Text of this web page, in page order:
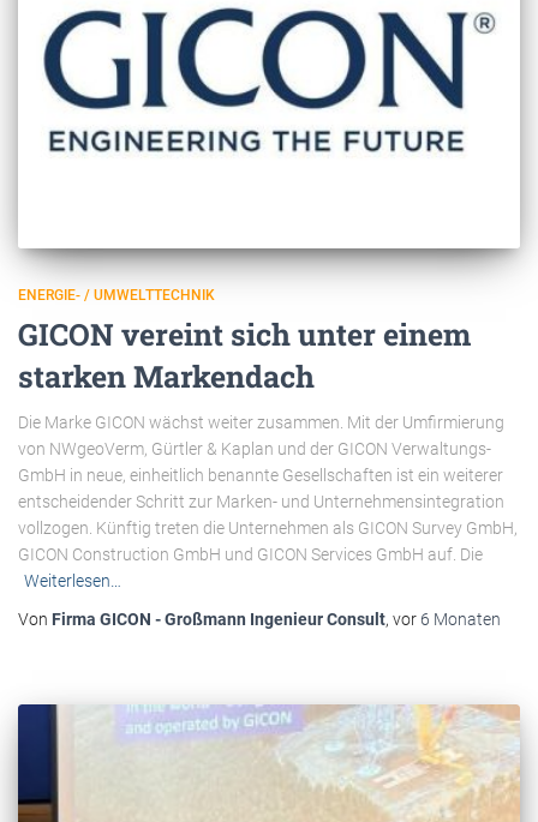
ENERGIE- / UMWELTTECHNIK
GICON vereint sich unter einem
starken Markendach
Die Marke GICON wächst weiter zusammen. Mit der Umfirmierung
von NWgeoVerm, Gürtler & Kaplan und der GICON Verwaltungs-
GmbH in neue, einheitlich benannte Gesellschaften ist ein weiterer
entscheidender Schritt zur Marken- und Unternehmensintegration
vollzogen. Künftig treten die Unternehmen als GICON Survey GmbH,
GICON Construction GmbH und GICON Services GmbH auf. Die
Weiterlesen…
Von Firma GICON - Großmann Ingenieur Consult, vor 6 Monaten